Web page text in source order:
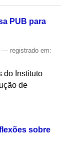
PUB para
— registrado em:
do Instituto
de
sobre